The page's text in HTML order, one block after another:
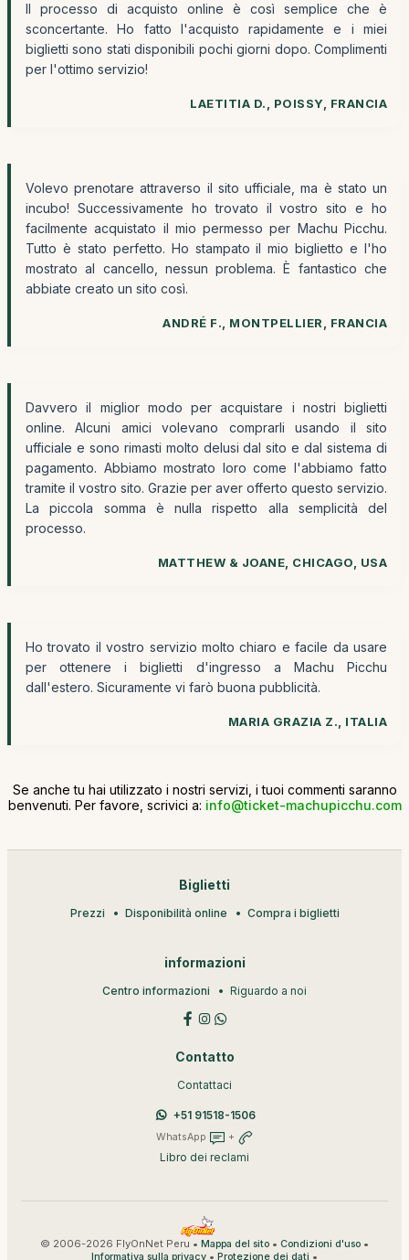
Il processo di acquisto online è così semplice che è
sconcertante. Ho fatto l'acquisto rapidamente e i miei
biglietti sono stati disponibili pochi giorni dopo. Complimenti
per l'ottimo servizio!
LAETITIA D., POISSY, FRANCIA
Volevo prenotare attraverso il sito ufficiale, ma è stato un
incubo! Successivamente ho trovato il vostro sito e ho
facilmente acquistato il mio permesso per Machu Picchu.
Tutto è stato perfetto. Ho stampato il mio biglietto e l'ho
mostrato al cancello, nessun problema. È fantastico che
abbiate creato un sito così.
ANDRÉ F., MONTPELLIER, FRANCIA
Davvero il miglior modo per acquistare i nostri biglietti
online. Alcuni amici volevano comprarli usando il sito
ufficiale e sono rimasti molto delusi dal sito e dal sistema di
pagamento. Abbiamo mostrato loro come l'abbiamo fatto
tramite il vostro sito. Grazie per aver offerto questo servizio.
La piccola somma è nulla rispetto alla semplicità del
processo.
MATTHEW & JOANE, CHICAGO, USA
Ho trovato il vostro servizio molto chiaro e facile da usare
per ottenere i biglietti d'ingresso a Machu Picchu
dall'estero. Sicuramente vi farò buona pubblicità.
MARIA GRAZIA Z., ITALIA
Se anche tu hai utilizzato i nostri servizi, i tuoi commenti saranno
benvenuti. Per favore, scrivici a: info@ticket-machupicchu.com
Biglietti
Prezzi Disponibilità online Compra i biglietti
informazioni
Centro informazioni Riguardo a noi
Contatto
Contattaci
+51 91518-1506
WhatsApp +
Libro dei reclami
© 2006-2026 FlyOnNet Peru • Mappa del sito • Condizioni d'uso •
Informativa sulla privacy • Protezione dei dati •